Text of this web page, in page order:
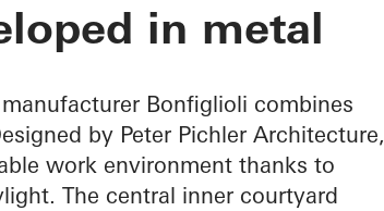
in metal
Bonfiglioli combines
by Peter Pichler Architecture,
work environment thanks to
The central inner courtyard